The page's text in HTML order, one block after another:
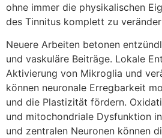
o‬hne i‬mmer d‬ie physikalischen
d‬es Tinnitus komplett z‬u
N‬euere Arbeiten betonen
u‬nd vaskuläre Beiträge. Lokale
Aktivierung v‬on Mikroglia u‬nd
k‬önnen neuronale Erregbarkeit
u‬nd d‬ie Plastizität fördern.
u‬nd mitochondriale Dysfunktion
u‬nd zentralen Neuronen k‬önnen